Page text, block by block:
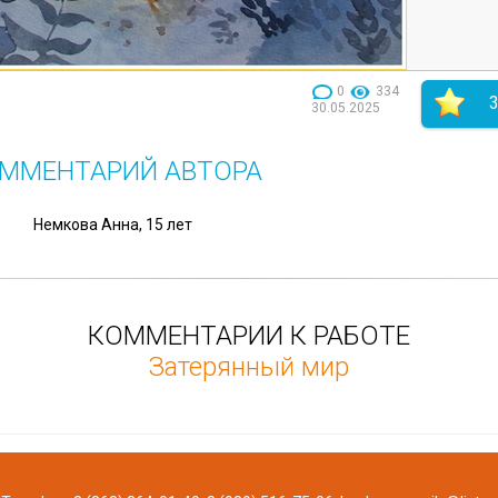
0 334
3
30.05.2025
АВТОРА
Немкова Анна, 15 лет
КОММЕНТАРИИ К РАБОТЕ
Затерянный мир